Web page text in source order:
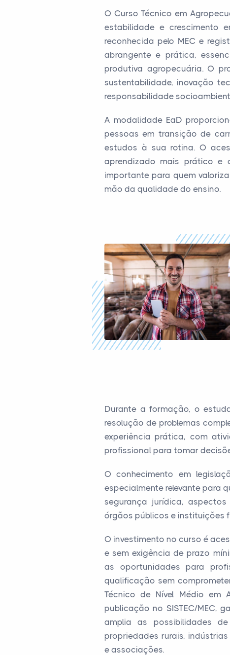
O Curso Técnico em
estabilidade e crescimento
reconhecida pelo MEC e
abrangente e prática,
produtiva agropecuária. O
sustentabilidade, inovação
responsabilidade
A modalidade EaD
pessoas em transição de
estudos à sua rotina. O
aprendizado mais prático e
importante para quem
mão da qualidade do ensino.
Durante a formação, o
resolução de problemas
experiência prática, com
profissional para tomar
O conhecimento em
especialmente relevante para
segurança jurídica,
órgãos públicos e instituições
O investimento no curso é
e sem exigência de prazo
as oportunidades para
qualificação sem
Técnico de Nível Médio em
publicação no SISTEC/MEC,
amplia as possibilidades
propriedades rurais,
e associações.